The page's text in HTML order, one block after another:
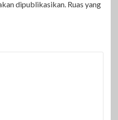
dipublikasikan. Ruas yang